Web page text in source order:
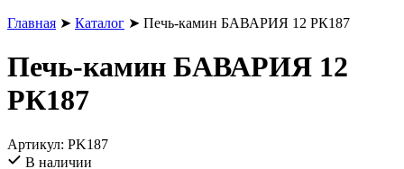
Главная ➤ Каталог ➤ Печь-камин БАВАРИЯ 12 РК187
Печь-камин БАВАРИЯ 12
РК187
Артикул: PK187
В наличии